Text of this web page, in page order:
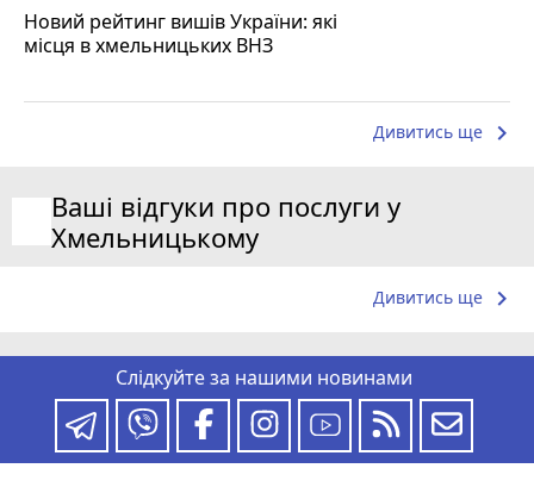
Новий рейтинг вишів України: які
місця в хмельницьких ВНЗ
Дивитись ще keyboard_arrow_right
Ваші відгуки про послуги у
Хмельницькому
Дивитись ще keyboard_arrow_right
Слідкуйте за нашими новинами